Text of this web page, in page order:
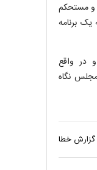
و مستحکم
برنامه
در واقع
نگاه
گزارش خطا